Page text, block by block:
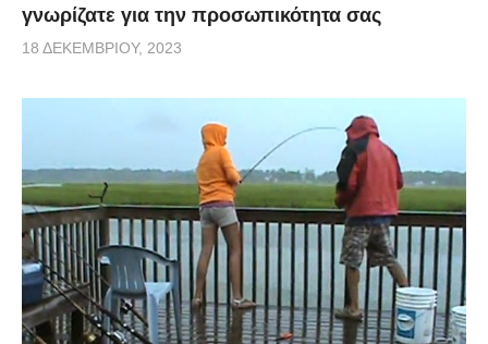
γνωρίζατε για την προσωπικότητα σας
18 ΔΕΚΕΜΒΡΊΟΥ, 2023